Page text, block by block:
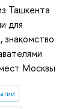
Ташкента
для
знакомство
Москвы